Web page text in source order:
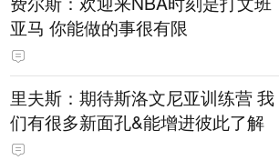
亚马 你能做的事很有限
里夫斯：期待斯洛文尼亚训练营 我
们有很多新面孔&能增进彼此了解